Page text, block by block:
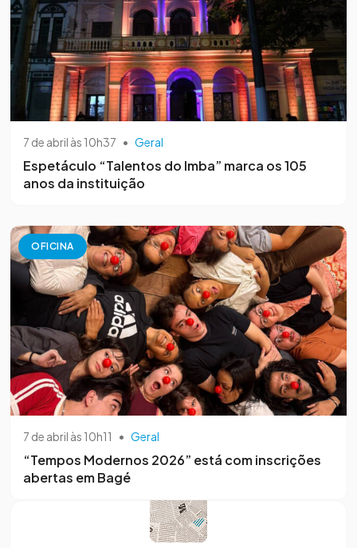
7 de abril às 10h37 • Geral
Espetáculo “Talentos do Imba” marca os 105
anos da instituição
OFICINA
7 de abril às 10h11 • Geral
“Tempos Modernos 2026” está com inscrições
abertas em Bagé